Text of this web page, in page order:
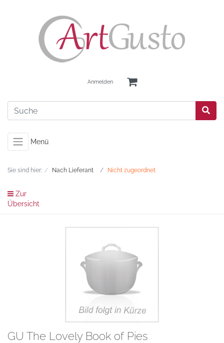
Anmelden
Menü
Sie sind hier: Nach Lieferant Nicht zugeordnet
Zur
Übersicht
GU The Lovely Book of Pies